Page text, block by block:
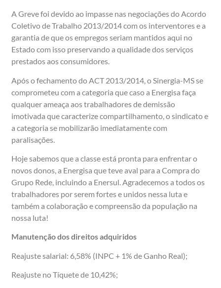
A Greve foi devido ao impasse nas negociações do Acordo
Coletivo de Trabalho 2013/2014 com os interventores e a
garantia de que os empregos seriam mantidos aqui no
Estado com isso preservando a qualidade dos serviços
prestados aos consumidores.
Após o fechamento do ACT 2013/2014, o Sinergia-MS se
comprometeu com a categoria que caso a Energisa faça
qualquer ameaça aos trabalhadores de demissão
imotivada que caracterize compartilhamento, o sindicato e
a categoria se mobilizarão imediatamente com
paralisações.
Hoje sabemos que a classe está pronta para enfrentar o
novos donos, a Energisa que teve aval para a Compra do
Grupo Rede, incluindo a Enersul. Agradecemos a todos os
trabalhadores por serem fortes e unidos nessa luta e
também a colaboração e compreensão da população na
nossa luta!
Manutenção dos direitos adquiridos
Reajuste salarial: 6,58% (INPC + 1% de Ganho Real);
Reajuste no Tíquete de 10,42%;